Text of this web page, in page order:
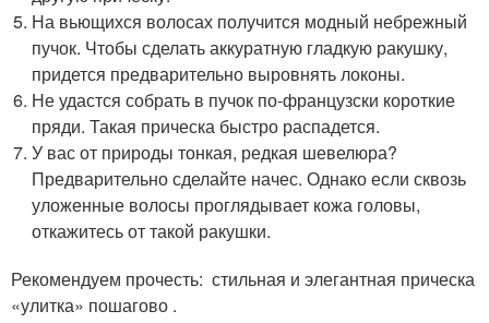
На вьющихся волосах получится модный небрежный
пучок. Чтобы сделать аккуратную гладкую ракушку,
придется предварительно выровнять локоны.
Не удастся собрать в пучок по-французски короткие
пряди. Такая прическа быстро распадется.
У вас от природы тонкая, редкая шевелюра?
Предварительно сделайте начес. Однако если сквозь
уложенные волосы проглядывает кожа головы,
откажитесь от такой ракушки.
Рекомендуем прочесть: стильная и элегантная прическа
«улитка» пошагово .